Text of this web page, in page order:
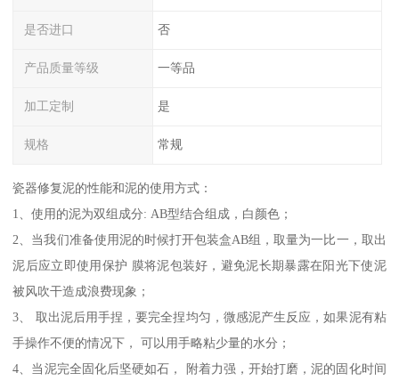
是否进口 否
产品质量等级 一等品
加工定制 是
规格 常规
瓷器修复泥的性能和泥的使用方式：
1、使用的泥为双组成分: AB型结合组成，白颜色；
2、当我们准备使用泥的时候打开包装盒AB组，取量为一比一，取出
泥后应立即使用保护 膜将泥包装好，避免泥长期暴露在阳光下使泥
被风吹干造成浪费现象；
3、 取出泥后用手捏，要完全捏均匀，微感泥产生反应，如果泥有粘
手操作不便的情况下， 可以用手略粘少量的水分；
4、当泥完全固化后坚硬如石， 附着力强，开始打磨，泥的固化时间